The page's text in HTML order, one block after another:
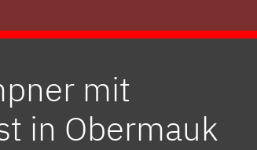
mit
in Obermauk